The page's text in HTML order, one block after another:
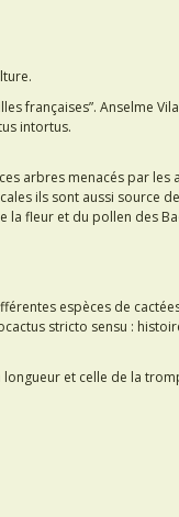
françaises”. Anselme
intortus.
arbres menacés par les
ils sont aussi source
la fleur et du pollen des
espèces de
stricto sensu :
et celle de la